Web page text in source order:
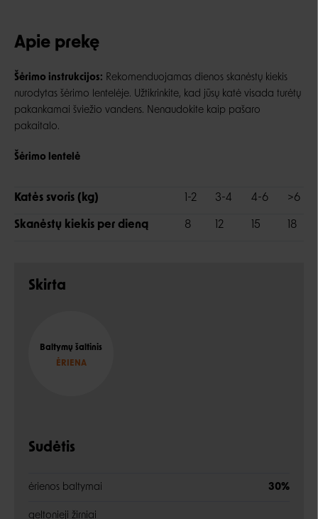
Apie prekę
Šėrimo instrukcijos: Rekomenduojamas dienos skanėstų kiekis
nurodytas šėrimo lentelėje. Užtikrinkite, kad jūsų katė visada turėtų
pakankamai šviežio vandens. Nenaudokite kaip pašaro
pakaitalo.
Šėrimo lentelė
Katės svoris (kg) 1-2 3-4 4-6 >6
Skanėstų kiekis per dieną 8 12 15 18
Skirta
Baltymų šaltinis
ĖRIENA
Sudėtis
ėrienos baltymai 30%
geltonieji žirniai